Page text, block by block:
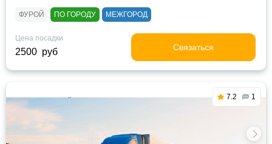
ФУРОЙ ПО ГОРОДУ МЕЖГОРОД
Цена посадки
2500 руб Связаться
7.2 1